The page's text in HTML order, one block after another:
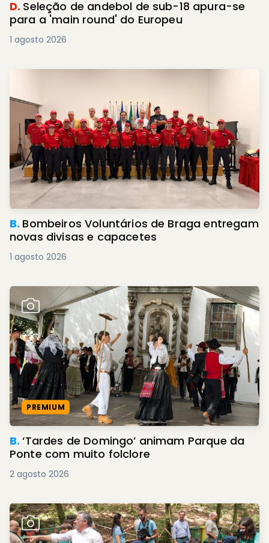
D. Seleção de andebol de sub-18 apura-se
para a 'main round' do Europeu
1 agosto 2026
B. Bombeiros Voluntários de Braga entregam
novas divisas e capacetes
1 agosto 2026
PREMIUM
B.‘Tardes de Domingo’ animam Parque da
Ponte com muito folclore
2 agosto 2026